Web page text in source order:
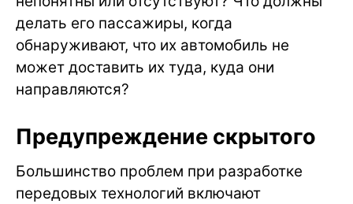
делать его пассажиры, когда
обнаруживают, что их автомобиль не
может доставить их туда, куда они
направляются?
Предупреждение скрытого
Большинство проблем при разработке
передовых технологий включают